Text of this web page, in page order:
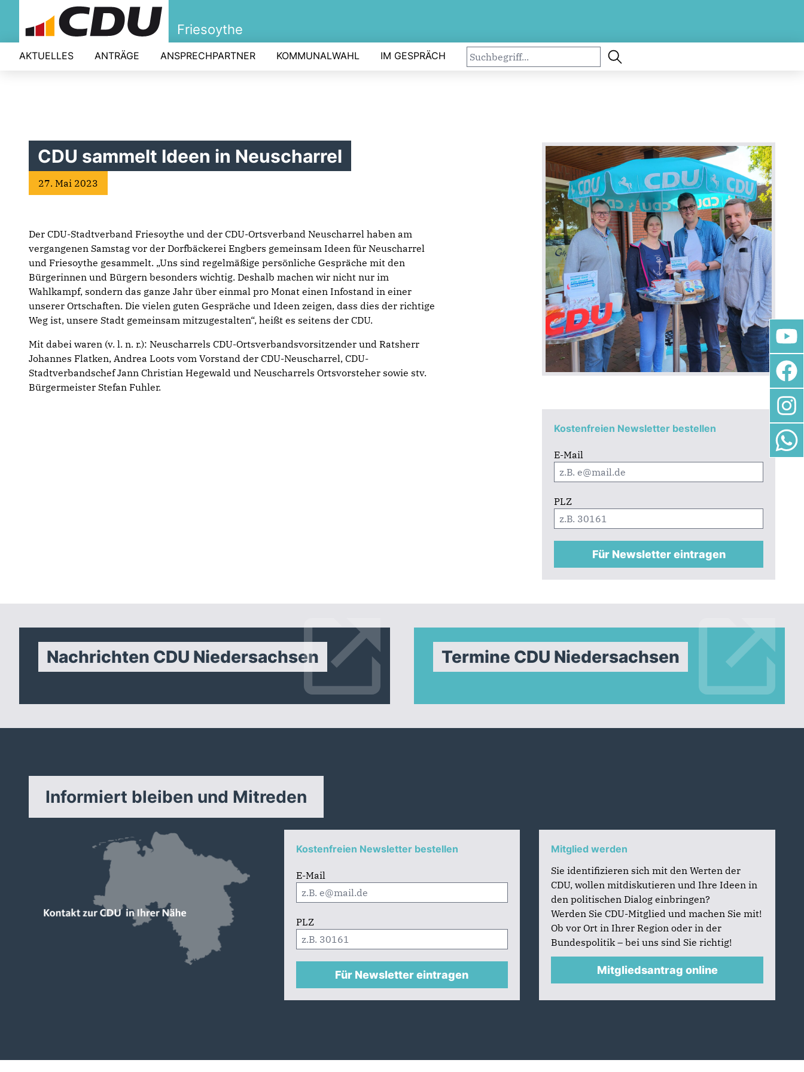
Friesoythe
AKTUELLES ANTRÄGE ANSPRECHPARTNER KOMMUNALWAHL IM GESPRÄCH
Kostenfreien Newsletter bestellen
E-Mail
PLZ
Für Newsletter eintragen
CDU sammelt Ideen in Neuscharrel
27. Mai 2023
Der CDU-Stadtverband Friesoythe und der CDU-Ortsverband Neuscharrel haben am
vergangenen Samstag vor der Dorfbäckerei Engbers gemeinsam Ideen für Neuscharrel
und Friesoythe gesammelt. „Uns sind regelmäßige persönliche Gespräche mit den
Bürgerinnen und Bürgern besonders wichtig. Deshalb machen wir nicht nur im
Wahlkampf, sondern das ganze Jahr über einmal pro Monat einen Infostand in einer
unserer Ortschaften. Die vielen guten Gespräche und Ideen zeigen, dass dies der richtige
Weg ist, unsere Stadt gemeinsam mitzugestalten“, heißt es seitens der CDU.
Mit dabei waren (v. l. n. r.): Neuscharrels CDU-Ortsverbandsvorsitzender und Ratsherr
Johannes Flatken, Andrea Loots vom Vorstand der CDU-Neuscharrel, CDU-
Stadtverbandschef Jann Christian Hegewald und Neuscharrels Ortsvorsteher sowie stv.
Bürgermeister Stefan Fuhler.
Nachrichten CDU Niedersachsen Termine CDU Niedersachsen
Informiert bleiben und Mitreden
Kostenfreien Newsletter bestellen
E-Mail
PLZ
Für Newsletter eintragen
Mitglied werden
Sie identifizieren sich mit den Werten der
CDU, wollen mitdiskutieren und Ihre Ideen in
den politischen Dialog einbringen?
Werden Sie CDU-Mitglied und machen Sie mit!
Ob vor Ort in Ihrer Region oder in der
Bundespolitik – bei uns sind Sie richtig!
Mitgliedsantrag online